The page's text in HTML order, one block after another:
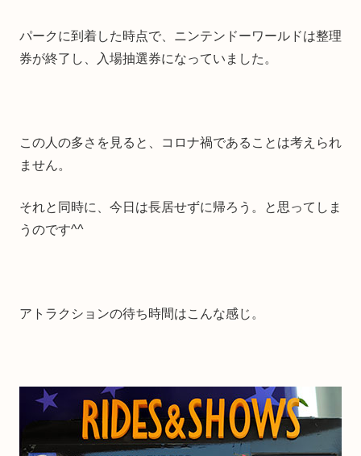
パークに到着した時点で、ニンテンドーワールドは整理
券が終了し、入場抽選券になっていました。
この人の多さを見ると、コロナ禍であることは考えられ
ません。
それと同時に、今日は長居せずに帰ろう。と思ってしま
うのです^^
アトラクションの待ち時間はこんな感じ。